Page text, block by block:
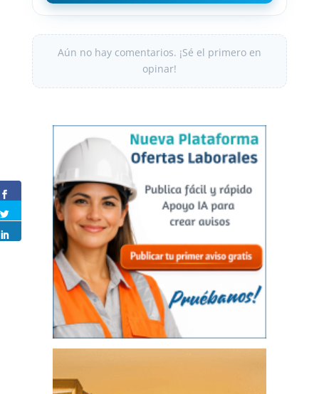
Aún no hay comentarios. ¡Sé el primero en
opinar!